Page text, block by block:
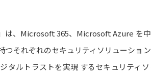
、Microsoft 365、Microsoft Azure を中
つそれぞれのセキュリティソリューショ
タルトラストを実現 するセキュリティ